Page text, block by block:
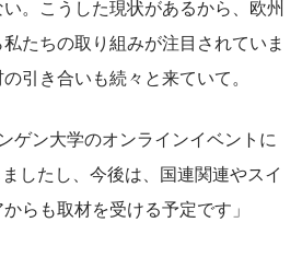
。こうした現状があるから、欧州
たちの取り組みが注目されていま
引き合いも続々と来ていて。
ゲン大学のオンラインイベントに
したし、今後は、国連関連やスイ
らも取材を受ける予定です」